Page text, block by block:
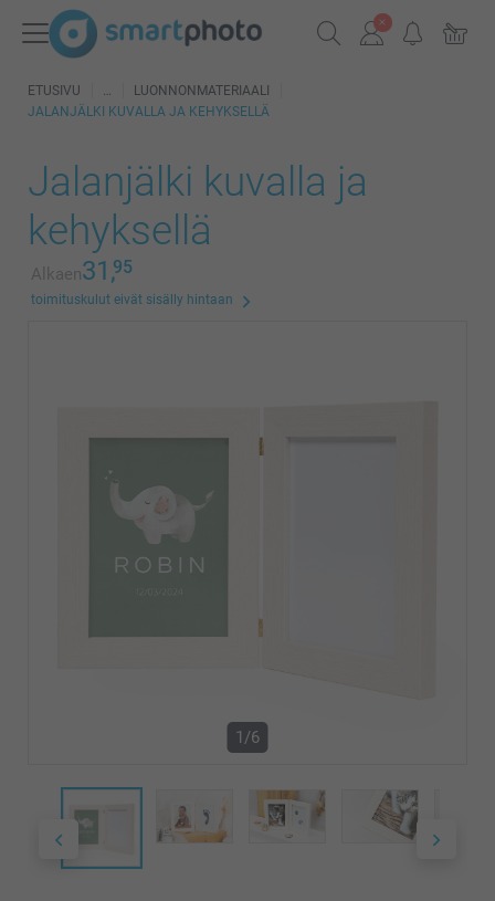
ETUSIVU
LUONNONMATERIAALI
JALANJÄLKI KUVALLA JA KEHYKSELLÄ
Jalanjälki kuvalla ja
kehyksellä
Alkaen31,95
toimituskulut eivät sisälly hintaan
1/6